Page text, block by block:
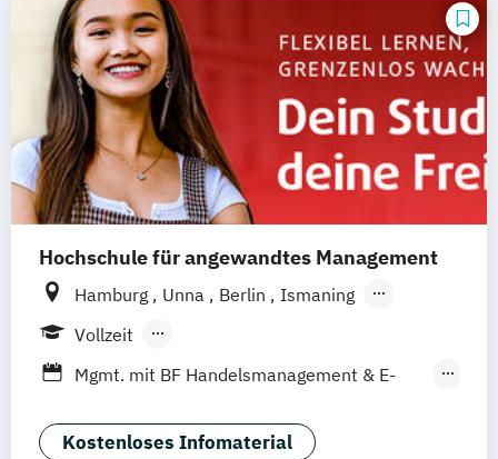
Hochschule für angewandtes Management
Hamburg Unna Berlin
Ismaning
Mannheim
Stuttgart
Vollzeit
Berufsbegleitendes Präsenzstudium
Mgmt. mit BF Handelsmanagement & E-
Social Media Studies Sportmanagement
Kostenloses Infomaterial